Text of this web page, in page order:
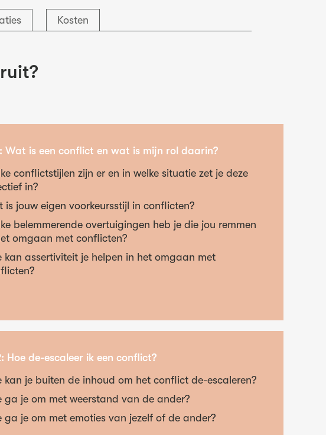
Kosten
Wat is een conflict en wat is mijn rol daarin?
conflictstijlen zijn er en in welke situatie zet je deze
in?
is jouw eigen voorkeursstijl in conflicten?
belemmerende overtuigingen heb je die jou remmen
omgaan met conflicten?
kan assertiviteit je helpen in het omgaan met
Hoe de-escaleer ik een conflict?
kan je buiten de inhoud om het conflict de-escaleren?
ga je om met weerstand van de ander?
ga je om met emoties van jezelf of de ander?